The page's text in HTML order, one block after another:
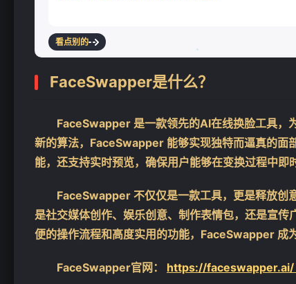
看点别的
FaceSwapper是什么？
FaceSwapper 是一款领先的AI在线换脸工具，
新的算法，FaceSwapper 能够实现独特而逼真的面
能，还支持实时预览，确保用户能够在变换过程中即
FaceSwapper 不仅仅是一款工具，更是释放创
是社交媒体创作、娱乐创意、制作表情包，还是宣
便的操作流程和高度实用的功能，FaceSwapper 成
FaceSwapper官网： https://faceswapper.ai/